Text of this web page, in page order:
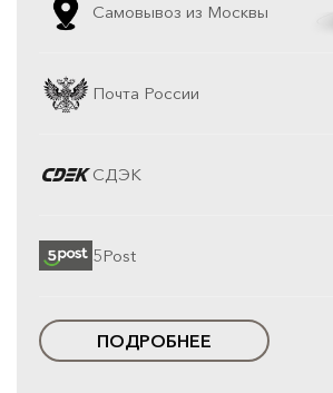
Самовывоз из Москвы
Почта России
СДЭК
5Post
ПОДРОБНЕЕ